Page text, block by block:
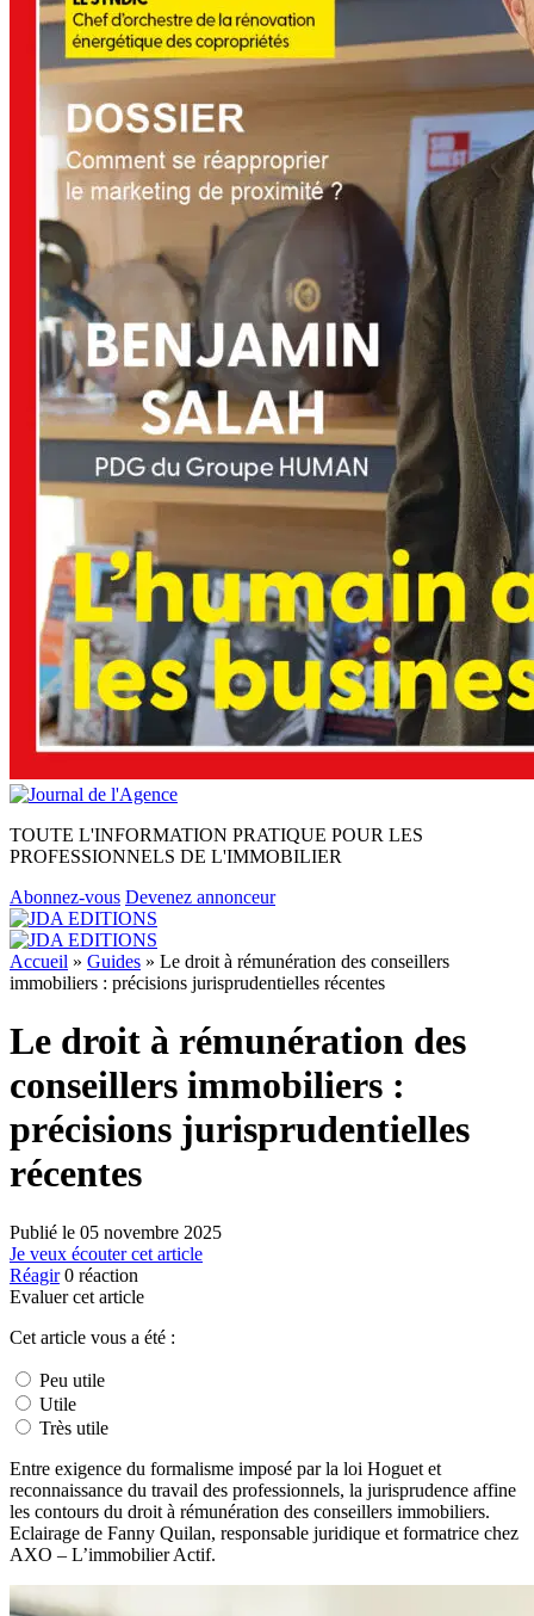
TOUTE L'INFORMATION PRATIQUE POUR LES
PROFESSIONNELS DE L'IMMOBILIER
Abonnez-vous Devenez annonceur
Accueil » Guides » Le droit à rémunération des conseillers
immobiliers : précisions jurisprudentielles récentes
Le droit à rémunération des
conseillers immobiliers :
précisions jurisprudentielles
récentes
Publié le 05 novembre 2025
Je veux écouter cet article
Réagir 0 réaction
Evaluer cet article
Cet article vous a été :
Peu utile
Utile
Très utile
Entre exigence du formalisme imposé par la loi Hoguet et
reconnaissance du travail des professionnels, la jurisprudence affine
les contours du droit à rémunération des conseillers immobiliers.
Eclairage de Fanny Quilan, responsable juridique et formatrice chez
AXO – L’immobilier Actif.